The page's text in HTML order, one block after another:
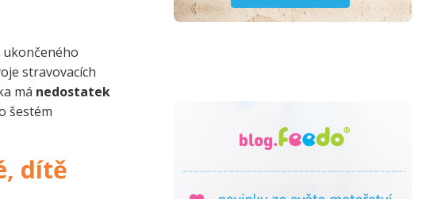
ukončeného
stravovacích
má nedostatek
šestém
dítě